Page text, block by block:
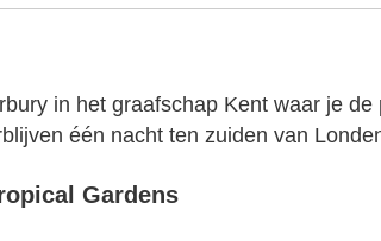
in het graafschap Kent waar je
één nacht ten zuiden van
Gardens